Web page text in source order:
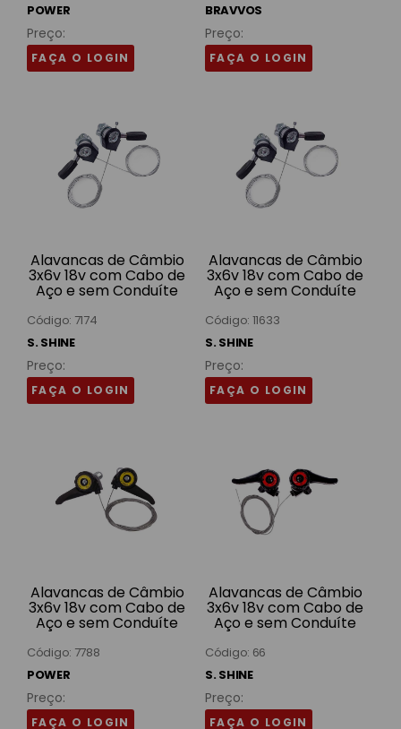
POWER
Preço:
FAÇA O LOGIN
BRAVVOS
Preço:
FAÇA O LOGIN
Alavancas de Câmbio
3x6v 18v com Cabo de
Aço e sem Conduíte
Alumínio Polidas SSK-
03 S. Shine
Código: 7174
S. SHINE
Preço:
FAÇA O LOGIN
Alavancas de Câmbio
3x6v 18v com Cabo de
Aço e sem Conduíte
Alumínio Polidas SSK-
03 S. Shine
Código: 11633
S. SHINE
Preço:
FAÇA O LOGIN
Alavancas de Câmbio
3x6v 18v com Cabo de
Aço e sem Conduíte
Nylon Pretas SFT-
330P-II Power
Código: 7788
POWER
Preço:
FAÇA O LOGIN
Alavancas de Câmbio
3x6v 18v com Cabo de
Aço e sem Conduíte
Nylon Pretas SSK-01 S.
Código: 66
S. SHINE
Preço:
FAÇA O LOGIN